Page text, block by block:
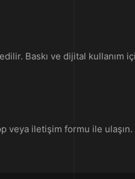
Baskı ve dijital kullanım
iletişim formu ile